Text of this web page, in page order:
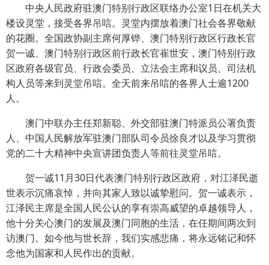
中央人民政府驻澳门特别行政区联络办公室1日在机关大
楼设灵堂，接受各界吊唁。灵堂内摆放着澳门社会各界敬献
的花圈。全国政协副主席何厚铧、澳门特别行政区行政长官
贺一诚、澳门特别行政区前行政长官崔世安，澳门特别行政
区政府各级官员、行政会委员、立法会主席和议员、司法机
构人员等来到灵堂吊唁。全天前来吊唁的各界人士逾1200
人。
澳门中联办主任郑新聪、外交部驻澳门特派员公署负责
人、中国人民解放军驻澳门部队司令员徐良才以及学习贯彻
党的二十大精神中央宣讲团负责人等前往灵堂吊唁。
贺一诚11月30日代表澳门特别行政区政府，对江泽民逝
世表示沉痛哀悼，并向其家人致以诚挚慰问。贺一诚表示，
江泽民主席是全国人民公认的享有崇高威望的卓越领导人，
他十分关心澳门的发展及澳门同胞的生活，在任期间两次到
访澳门。如今他与世长辞，我们实感悲痛，将永远铭记和怀
念他为国家和人民作出的贡献。